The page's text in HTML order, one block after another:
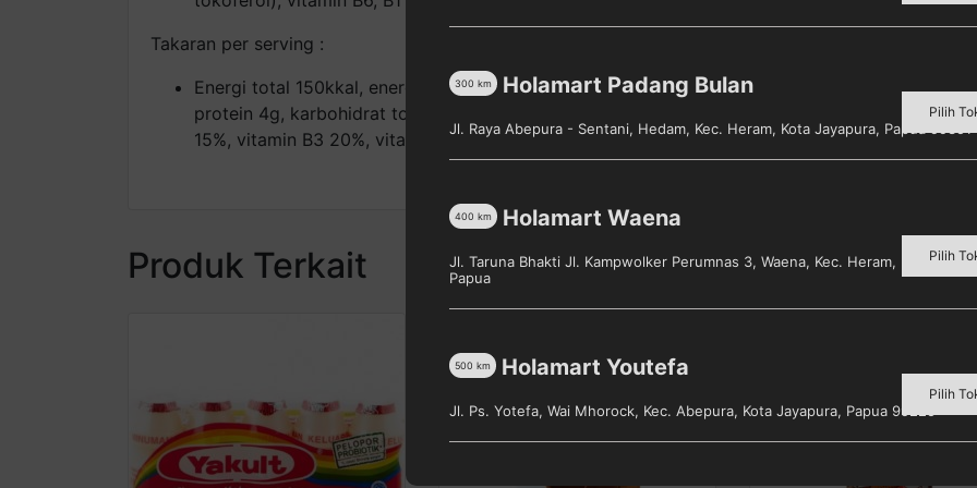
Takaran per serving :
Energi total 150kkal, energi dari lemak 40kkal. % AKG : Lemak total 4.5g, lemak jenuh 3g,
protein 4g, karbohidrat total 23g, serat pangan 2g, gula 17g, natrium 75mg, kalium 290mg.
15%, vitamin B3 20%, vitamin B5 15%, vitamin B6 30%, vitamin D 55%, asam folat 15%,
Produk Terkait
Holamart Padang Bulan
300 km
Jl. Raya Abepura - Sentani, Hedam, Kec. Heram, Kota Jayapura, Papua 99351
Pilih
Holamart Waena
400 km
Jl. Taruna Bhakti Jl. Kampwolker Perumnas 3, Waena, Kec. Heram, Kota
Papua
Pilih
Holamart Youtefa
500 km
Jl. Ps. Yotefa, Wai Mhorock, Kec. Abepura, Kota Jayapura, Papua 99225
Pilih